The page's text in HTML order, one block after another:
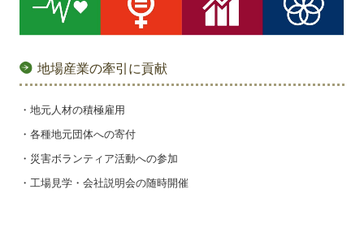
地場産業の牽引に貢献
・地元人材の積極雇用
・各種地元団体への寄付
・災害ボランティア活動への参加
・工場見学・会社説明会の随時開催